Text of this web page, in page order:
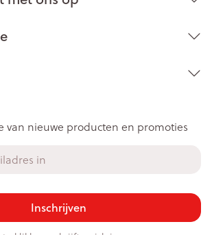
van nieuwe producten en promoties
Inschrijven